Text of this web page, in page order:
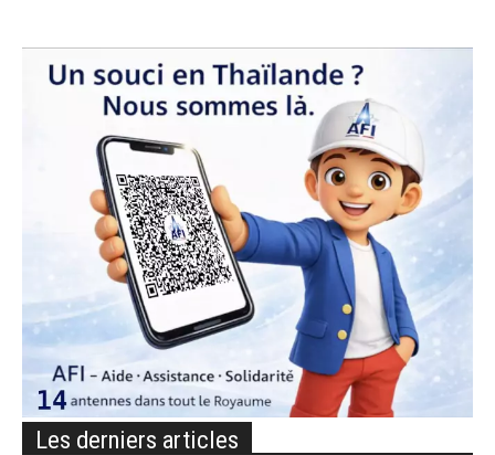
Les derniers articles